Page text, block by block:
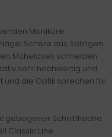
Maniküre
Schere aus Solingen
Müheloses schneiden
sehr hochwertig und
und die Optik sprechen für
gebogener Schnittfläche
Classic Line.